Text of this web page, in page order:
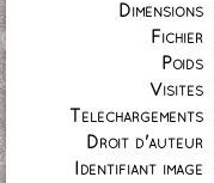
Dimensions
Fichier
Poids
Visites
Téléchargements
Droit d'auteur
Identifiant image